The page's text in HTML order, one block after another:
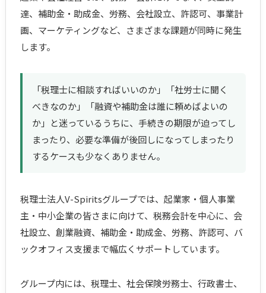
達、補助金・助成金、労務、会社設立、許認可、事業計
画、マーケティングなど、さまざまな課題が同時に発生
します。
「税理士に相談すればいいのか」「社労士に聞く
べきなのか」「融資や補助金は誰に頼めばよいの
か」と迷っているうちに、手続きの期限が迫ってし
まったり、必要な準備が後回しになってしまったり
するケースも少なくありません。
税理士法人V-Spiritsグループでは、起業家・個人事業
主・中小企業の皆さまに向けて、税務会計を中心に、会
社設立、創業融資、補助金・助成金、労務、許認可、バ
ックオフィス支援まで幅広くサポートしています。
グループ内には、税理士、社会保険労務士、行政書士、